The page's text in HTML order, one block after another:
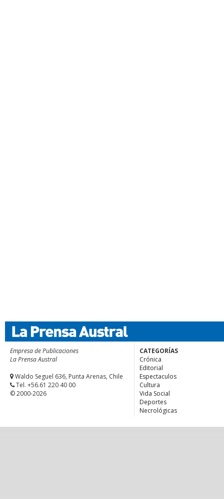
Empresa de Publicaciones
La Prensa Austral
Waldo Seguel 636, Punta Arenas, Chile
Tel. +56.61 220 40 00
© 2000-2026
CATEGORÍAS
Crónica
Editorial
Espectaculos
Cultura
Vida Social
Deportes
Necrológicas